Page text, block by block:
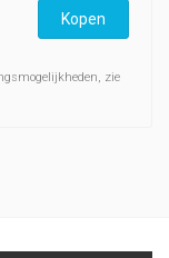
son état
Mais c'est
croit avoir
Kopen
zie